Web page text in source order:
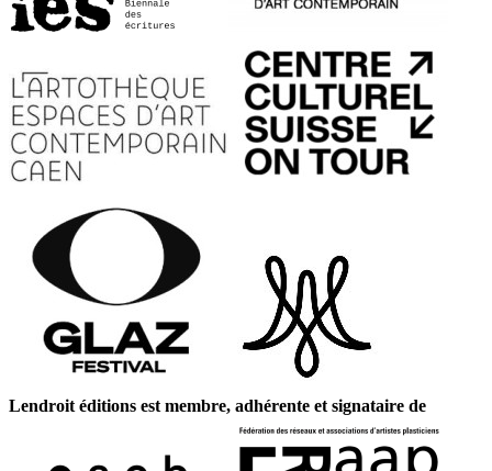
Lendroit éditions est membre, adhérente et signataire de